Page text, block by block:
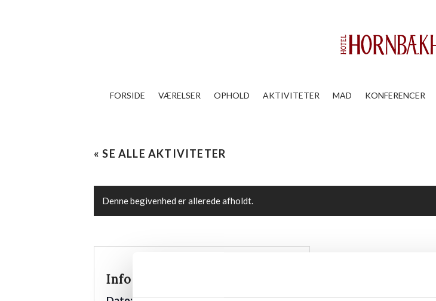
FORSIDE VÆRELSER OPHOLD AKTIVITETER MAD KONFERENCER
« SE ALLE AKTIVITETER
Denne begivenhed er allerede afholdt.
Info